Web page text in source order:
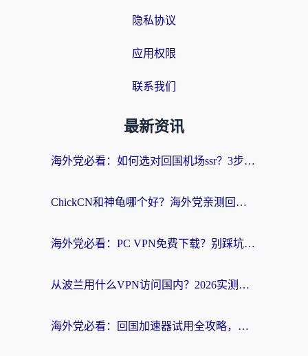
隐私协议
应用权限
联系我们
最新资讯
海外党必看：如何选对回国机场ssr？3步解决国内资源访问难题
ChickCN和神龟哪个好？海外党亲测回国加速器的实用攻略
海外党必看：PC VPN免费下载？别踩坑！3步选对回国加速器无缝刷国内资源
从波兰用什么VPN访问国内？2026实测有效的无缝回国方案
海外党必看：回国加速器试用全攻略，无缝刷国内剧玩游戏不再难